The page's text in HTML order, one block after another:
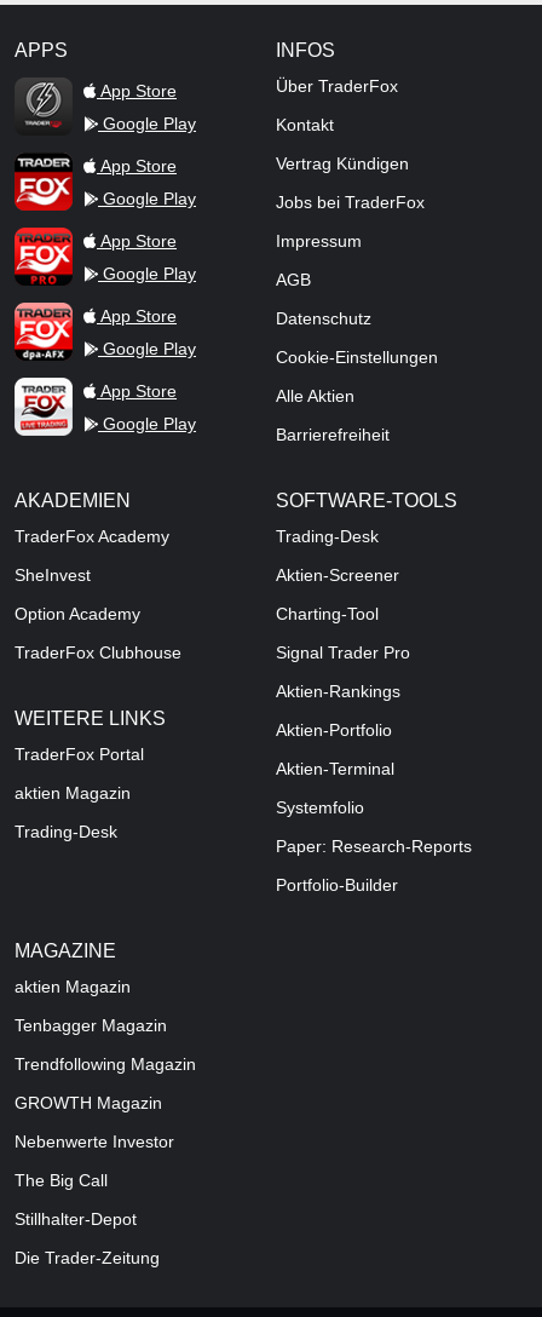
APPS
TraderFox Flash
App Store
Google Play
TraderFox AppApp Store
Google Play
TraderFox ProApp Store
Google Play
TraderFox dpa-AFX ProFeed
App Store
Google Play
TraderFox Live Trading
App Store
Google Play
INFOS
Über TraderFox
Kontakt
Vertrag Kündigen
Jobs bei TraderFox
Impressum
AGB
Datenschutz
Cookie-Einstellungen
Alle Aktien
Barrierefreiheit
AKADEMIEN
TraderFox Academy
SheInvest
Option Academy
TraderFox Clubhouse
WEITERE LINKS
TraderFox Portal
aktien Magazin
Trading-Desk
SOFTWARE-TOOLS
Trading-Desk
Aktien-Screener
Charting-Tool
Signal Trader Pro
Aktien-Rankings
Aktien-Portfolio
Aktien-Terminal
Systemfolio
Paper: Research-Reports
Portfolio-Builder
MAGAZINE
aktien Magazin
Tenbagger Magazin
Trendfollowing Magazin
GROWTH Magazin
Nebenwerte Investor
The Big Call
Stillhalter-Depot
Die Trader-Zeitung